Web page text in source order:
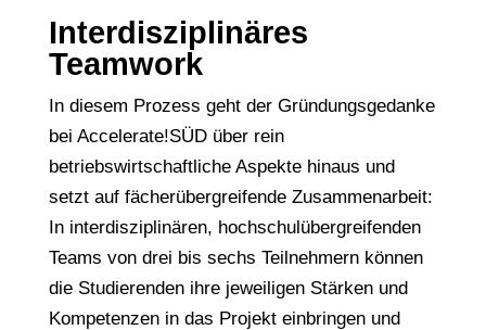
Interdisziplinäres
Teamwork
In diesem Prozess geht der Gründungsgedanke
bei Accelerate!SÜD über rein
betriebswirtschaftliche Aspekte hinaus und
setzt auf fächerübergreifende Zusammenarbeit:
In interdisziplinären, hochschulübergreifenden
Teams von drei bis sechs Teilnehmern können
die Studierenden ihre jeweiligen Stärken und
Kompetenzen in das Projekt einbringen und